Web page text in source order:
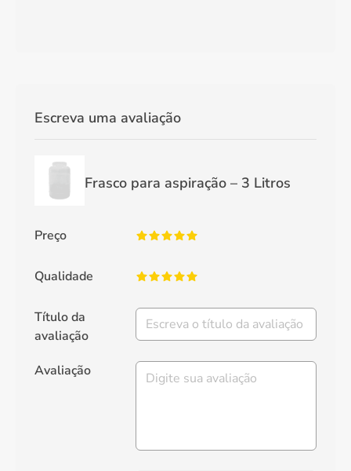
Escreva uma avaliação
Frasco para aspiração – 3 Litros
Preço
Qualidade
Título da
avaliação
Avaliação